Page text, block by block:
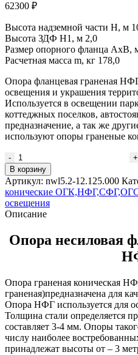
62300 ₽
Высота надземной части H, м
Высота ЗДФ Н1, м 2,0
Размер опорного фланца AxB,
Расчетная масса m, кг 178,0
Опора фланцевая граненая
освещения и украшения
Используется в освещении
коттеджных поселков,
предназначение, а так же
используют опоры граненые
В корзину
Артикул: nwl5.2-12.125.000
конические
освещения
Описание
Опора несиловая
Опора граненая коническая
граненая)предназначена для
Опора НФГ используется для
Толщина стали определяется
составляет 3-4 мм. Опоры
числу наиболее
принадлежат высоты от – 3